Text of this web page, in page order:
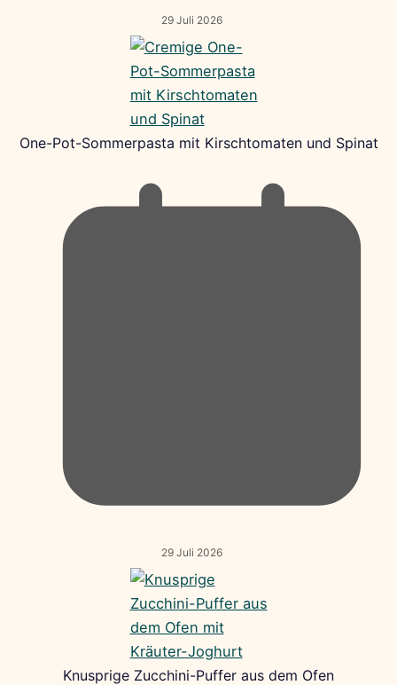
29 Juli 2026
One-Pot-Sommerpasta mit Kirschtomaten und Spinat
29 Juli 2026
Knusprige Zucchini-Puffer aus dem Ofen